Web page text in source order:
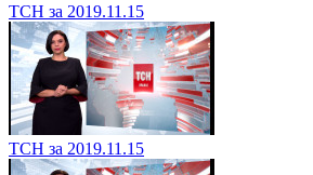
ТСН за 2019.11.15
ТСН за 2019.11.15